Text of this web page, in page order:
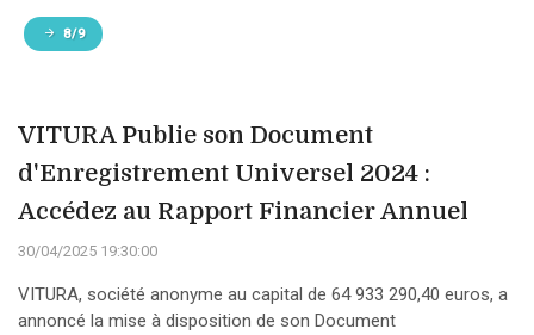
8/9
VITURA Publie son Document
d'Enregistrement Universel 2024 :
Accédez au Rapport Financier Annuel
30/04/2025 19:30:00
VITURA, société anonyme au capital de 64 933 290,40 euros, a
annoncé la mise à disposition de son Document